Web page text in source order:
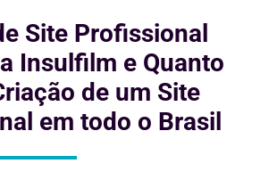
Site Profissional
Insulfilm e Quanto
de um Site
em todo o Brasil